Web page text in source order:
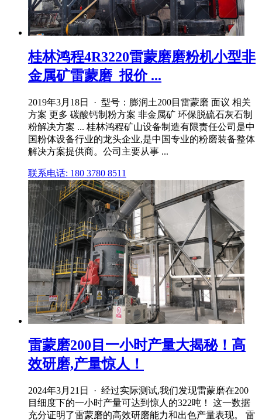
桂林鸿程4R3220雷蒙磨磨粉机小型非
金属矿雷蒙磨_报价 ...
2019年3月18日 · 型号：膨润土200目雷蒙磨 面议 相关
方案 更多 碳酸钙制粉方案 非金属矿 环保脱硫石灰石制
粉解决方案 ... 桂林鸿程矿山设备制造有限责任公司是中
国粉体设备行业的龙头企业,是中国专业的粉磨装备整体
解决方案提供商。公司主要从事 ...
联系电话: 180 3780 8511
雷蒙磨200目一小时产量大揭秘！高
效研磨,产量惊人！
2024年3月21日 · 经过实际测试,我们发现雷蒙磨在200
目细度下的一小时产量可达到惊人的322吨！ 这一数据
充分证明了雷蒙磨的高效研磨能力和出色产量表现。 雷